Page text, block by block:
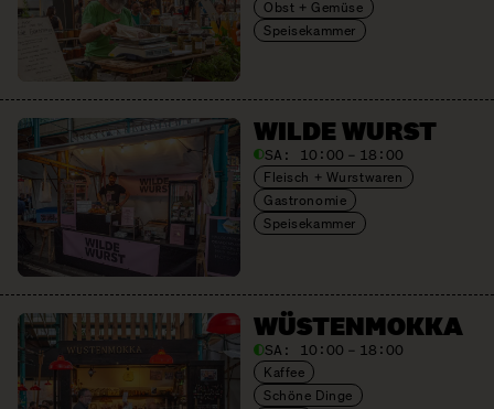
Obst + Gemüse
Speisekammer
WILDE WURST
SA: 10:00 – 18:00
Fleisch + Wurstwaren
Gastronomie
Speisekammer
WÜSTEN­MOKKA
SA: 10:00 – 18:00
Kaffee
Schöne Dinge